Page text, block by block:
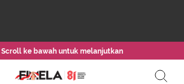
Scroll ke bawah untuk melanjutkan